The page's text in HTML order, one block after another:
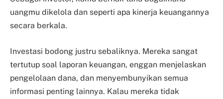
uangmu dikelola dan seperti apa kinerja keuangannya
secara berkala.
Investasi bodong justru sebaliknya. Mereka sangat
tertutup soal laporan keuangan, enggan menjelaskan
pengelolaan dana, dan menyembunyikan semua
informasi penting lainnya. Kalau mereka tidak